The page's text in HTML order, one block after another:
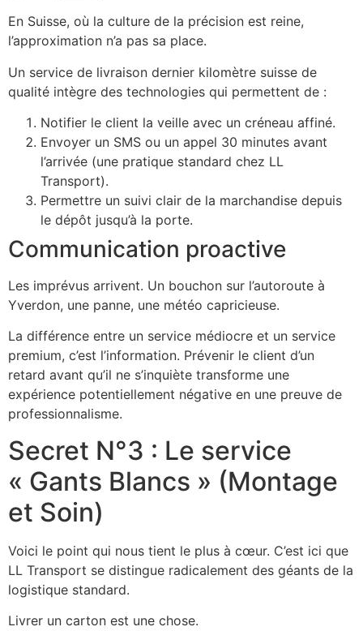
En Suisse, où la culture de la précision est reine,
l’approximation n’a pas sa place.
Un service de livraison dernier kilomètre suisse de
qualité intègre des technologies qui permettent de :
Notifier le client la veille avec un créneau affiné.
Envoyer un SMS ou un appel 30 minutes avant
l’arrivée (une pratique standard chez LL
Transport).
Permettre un suivi clair de la marchandise depuis
le dépôt jusqu’à la porte.
Communication proactive
Les imprévus arrivent. Un bouchon sur l’autoroute à
Yverdon, une panne, une météo capricieuse.
La différence entre un service médiocre et un service
premium, c’est l’information. Prévenir le client d’un
retard avant qu’il ne s’inquiète transforme une
expérience potentiellement négative en une preuve de
professionnalisme.
Secret N°3 : Le service
« Gants Blancs » (Montage
et Soin)
Voici le point qui nous tient le plus à cœur. C’est ici que
LL Transport se distingue radicalement des géants de la
logistique standard.
Livrer un carton est une chose.